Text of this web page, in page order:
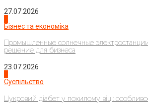
27.07.2026
Бізнес та економіка
Промышленные солнечные
решение для бизнеса
23.07.2026
Суспільство
Цукровий діабет у похилому віці: